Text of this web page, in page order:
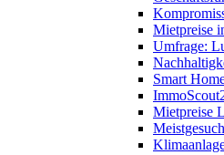
Mietpreise
Umfrage:
Smart
Mietpreise